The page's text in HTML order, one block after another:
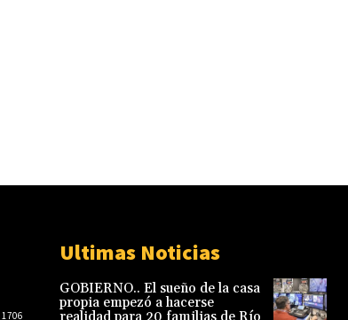
1706
Ultimas Noticias
GOBIERNO.. El sueño de la casa
propia empezó a hacerse